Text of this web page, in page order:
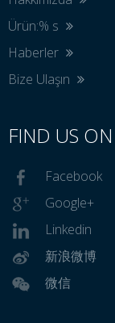
Ürün:% s
Haberler
Bize Ulaşın
FIND US ON
Facebook
Google+
Linkedin
新浪微博
微信